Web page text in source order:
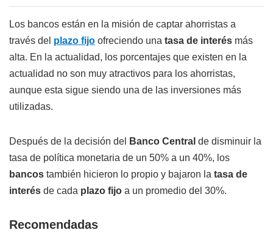
Los bancos están en la misión de captar ahorristas a
través del plazo fijo ofreciendo una tasa de interés más
alta. En la actualidad, los porcentajes que existen en la
actualidad no son muy atractivos para los ahorristas,
aunque esta sigue siendo una de las inversiones más
utilizadas.
Después de la decisión del Banco Central de disminuir la
tasa de política monetaria de un 50% a un 40%, los
bancos también hicieron lo propio y bajaron la tasa de
interés de cada plazo fijo a un promedio del 30%.
Recomendadas